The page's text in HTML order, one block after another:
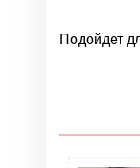
Подойдет